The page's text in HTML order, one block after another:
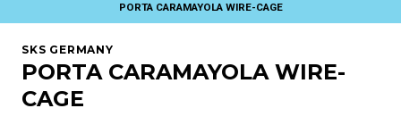
PORTA CARAMAYOLA WIRE-CAGE
SKS GERMANY
PORTA CARAMAYOLA WIRE-
CAGE